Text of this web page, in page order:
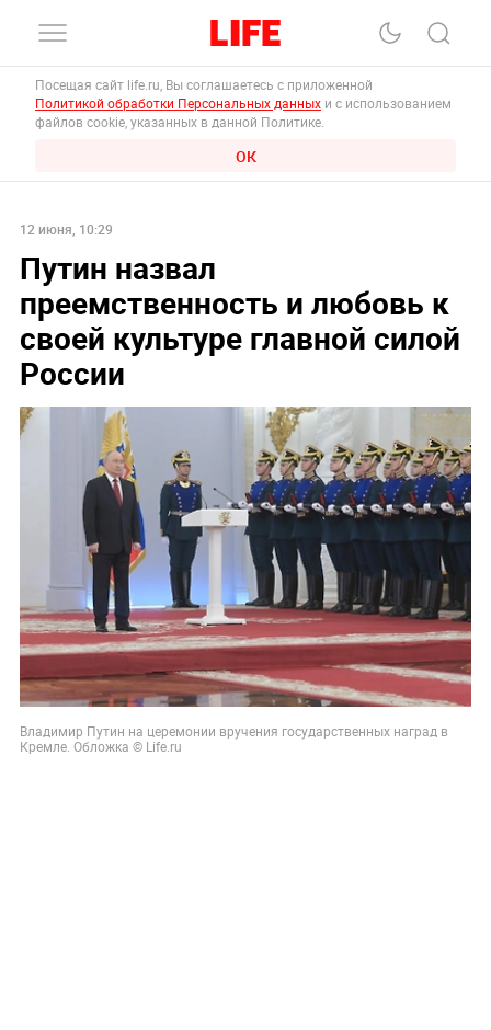
Посещая сайт life.ru, Вы соглашаетесь с приложенной
Политикой обработки Персональных данных и с использованием
файлов cookie, указанных в данной Политике.
ОК
12 июня, 10:29
Путин назвал
преемственность и любовь к
своей культуре главной силой
России
Владимир Путин на церемонии вручения государственных наград в
Кремле. Обложка © Life.ru